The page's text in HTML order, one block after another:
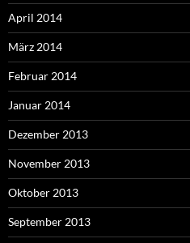
April 2014
März 2014
Februar 2014
Januar 2014
Dezember 2013
November 2013
Oktober 2013
September 2013